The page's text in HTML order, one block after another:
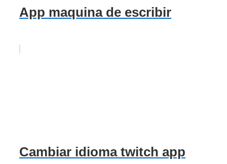
App maquina de escribir
Cambiar idioma twitch app